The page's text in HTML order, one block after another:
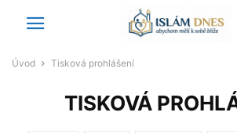
Úvod Tisková prohlášení
TISKOVÁ